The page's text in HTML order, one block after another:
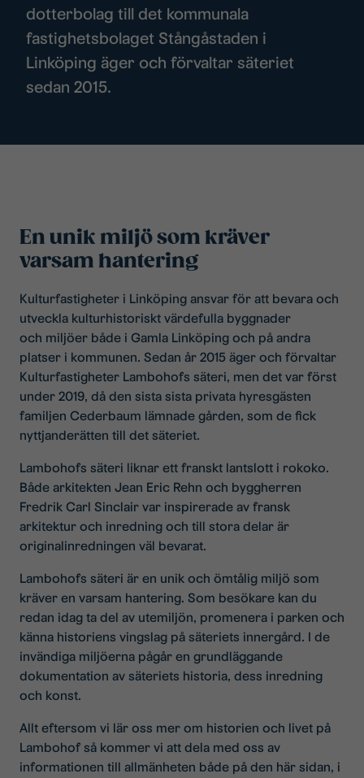
dotterbolag till det kommunala
fastighetsbolaget Stångåstaden i
Linköping äger och förvaltar säteriet
sedan 2015.
En unik miljö som kräver
varsam hantering
Kulturfastigheter i Linköping ansvar för att bevara och
utveckla kulturhistoriskt värdefulla byggnader
och miljöer både i Gamla Linköping och på andra
platser i kommunen. Sedan år 2015 äger och förvaltar
Kulturfastigheter Lambohofs säteri, men det var först
under 2019, då den sista sista privata hyresgästen
familjen Cederbaum lämnade gården, som de fick
nyttjanderätten till det säteriet.
Lambohofs säteri liknar ett franskt lantslott i rokoko.
Både arkitekten Jean Eric Rehn och byggherren
Fredrik Carl Sinclair var inspirerade av fransk
arkitektur och inredning och till stora delar är
originalinredningen väl bevarat.
Lambohofs säteri är en unik och ömtålig miljö som
kräver en varsam hantering. Som besökare kan du
redan idag ta del av utemiljön, promenera i parken och
känna historiens vingslag på säteriets innergård. I de
invändiga miljöerna pågår en grundläggande
dokumentation av säteriets historia, dess inredning
och konst.
Allt eftersom vi lär oss mer om historien och livet på
Lambohof så kommer vi att dela med oss av
informationen till allmänheten både på den här sidan, i